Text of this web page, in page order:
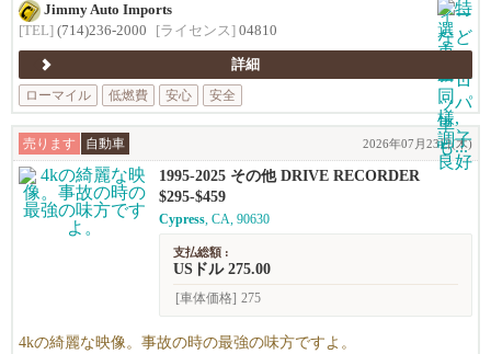
Jimmy Auto Imports
[TEL] (714)236-2000 [ライセンス] 04810
詳細
ローマイル
低燃費 安心 安全
売ります 自動車 2026年07月23日(木)
1995-2025 その他 DRIVE RECORDER
$295-$459
Cypress, CA, 90630
支払総額 :
USドル 275.00
[車体価格] 275
4kの綺麗な映像。事故の時の最強の味方ですよ。